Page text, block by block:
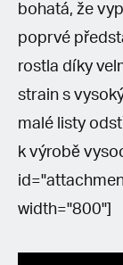
bohatá, že
poprvé
rostla díky
strain s
malé listy
k výrobě
width="800"]